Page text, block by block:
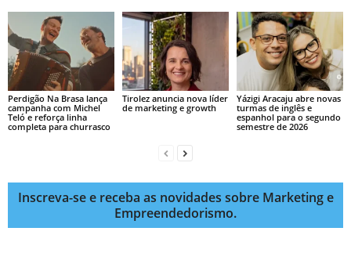
Perdigão Na Brasa lança
campanha com Michel
Teló e reforça linha
completa para churrasco
Tirolez anuncia nova líder
de marketing e growth
Yázigi Aracaju abre novas
turmas de inglês e
espanhol para o segundo
semestre de 2026
Inscreva-se e receba as novidades sobre Marketing e
Empreendedorismo.